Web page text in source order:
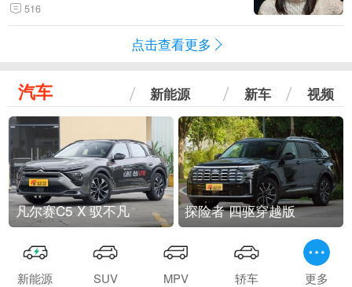
516
点击查看更多
汽车 新能源 新车 视频
凡尔赛C5 X 驭不凡 探险者 四驱穿越版
新能源 SUV MPV 轿车 更多